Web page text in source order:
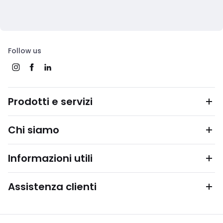
Follow us
Prodotti e servizi
Chi siamo
Informazioni utili
Assistenza clienti